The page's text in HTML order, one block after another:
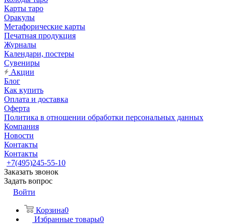
Карты таро
Оракулы
Метафорические карты
Печатная продукция
Журналы
Календари, постеры
Сувениры
Акции
Блог
Как купить
Оплата и доставка
Оферта
Политика в отношении обработки персональных данных
Компания
Новости
Контакты
Контакты
+7(495)245-55-10
Заказать звонок
Задать вопрос
Войти
Корзина0
Избранные товары0